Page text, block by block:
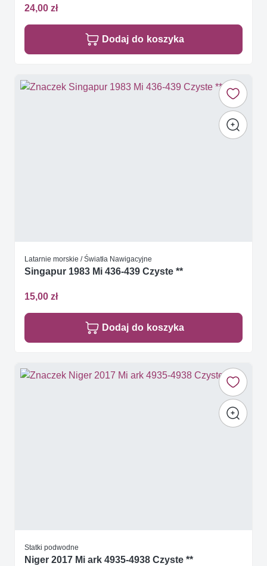
24,00 zł
Dodaj do koszyka
Latarnie morskie / Światła Nawigacyjne
Singapur 1983 Mi 436-439 Czyste **
15,00 zł
Dodaj do koszyka
Statki podwodne
Niger 2017 Mi ark 4935-4938 Czyste **